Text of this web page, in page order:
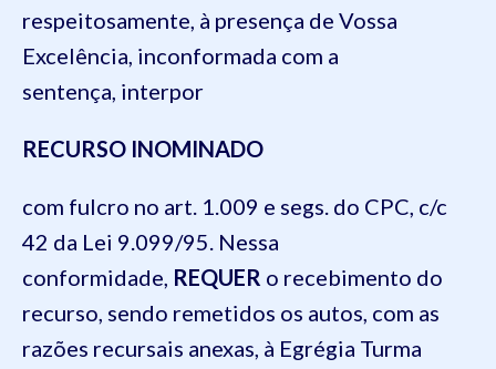
respeitosamente, à presença de Vossa
Excelência, inconformada com a
sentença, interpor
RECURSO INOMINADO
com fulcro no art. 1.009 e segs. do CPC, c/c
42 da Lei 9.099/95. Nessa
conformidade, REQUER o recebimento do
recurso, sendo remetidos os autos, com as
razões recursais anexas, à Egrégia Turma